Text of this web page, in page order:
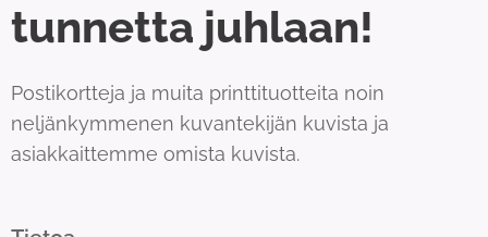
tunnetta juhlaan!
Postikortteja ja muita printtituotteita noin
neljänkymmenen kuvantekijän kuvista ja
asiakkaittemme omista kuvista.